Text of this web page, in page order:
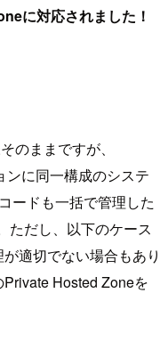
に対応されました！
のままですが、
に同一構成のシステ
ードも一括で管理した
ただし、以下のケース
適切でない場合もあり
Hosted Zoneを